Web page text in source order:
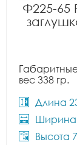
Ф225-65
вес 338 гр.
Длина
Высота